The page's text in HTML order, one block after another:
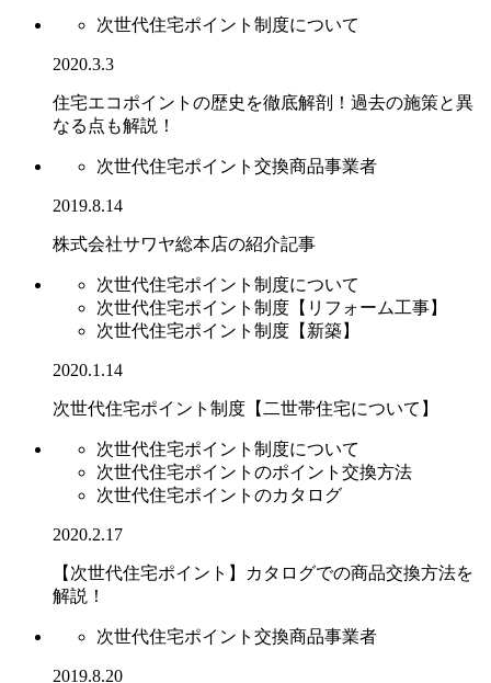
次世代住宅ポイント制度について
2020.3.3
住宅エコポイントの歴史を徹底解剖！過去の施策と異
なる点も解説！
次世代住宅ポイント交換商品事業者
2019.8.14
株式会社サワヤ総本店の紹介記事
次世代住宅ポイント制度について
次世代住宅ポイント制度【リフォーム工事】
次世代住宅ポイント制度【新築】
2020.1.14
次世代住宅ポイント制度【二世帯住宅について】
次世代住宅ポイント制度について
次世代住宅ポイントのポイント交換方法
次世代住宅ポイントのカタログ
2020.2.17
【次世代住宅ポイント】カタログでの商品交換方法を
解説！
次世代住宅ポイント交換商品事業者
2019.8.20